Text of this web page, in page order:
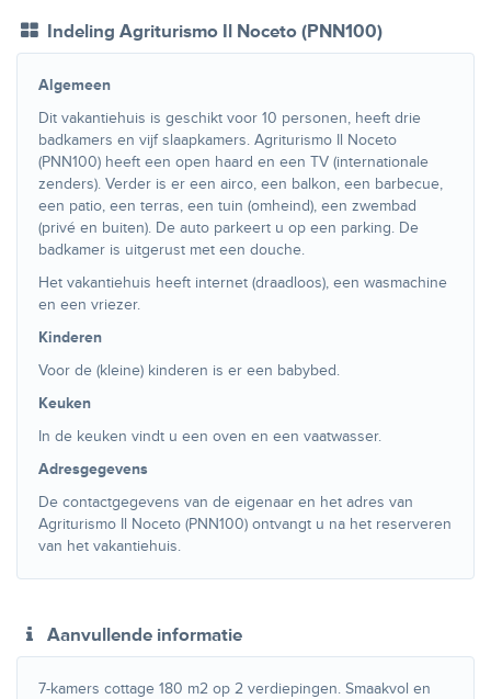
Indeling Agriturismo Il Noceto (PNN100)
Algemeen
Dit vakantiehuis is geschikt voor 10 personen, heeft drie
badkamers en vijf slaapkamers. Agriturismo Il Noceto
(PNN100) heeft een open haard en een TV (internationale
zenders). Verder is er een airco, een balkon, een barbecue,
een patio, een terras, een tuin (omheind), een zwembad
(privé en buiten). De auto parkeert u op een parking. De
badkamer is uitgerust met een douche.
Het vakantiehuis heeft internet (draadloos), een wasmachine
en een vriezer.
Kinderen
Voor de (kleine) kinderen is er een babybed.
Keuken
In de keuken vindt u een oven en een vaatwasser.
Adresgegevens
De contactgegevens van de eigenaar en het adres van
Agriturismo Il Noceto (PNN100) ontvangt u na het reserveren
van het vakantiehuis.
Aanvullende informatie
7-kamers cottage 180 m2 op 2 verdiepingen. Smaakvol en